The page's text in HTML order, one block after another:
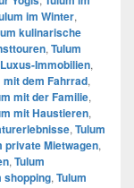
im Winter,
kulinarische
, Tulum
Immobilien,
mit dem Fahrrad,
mit der Familie,
mit Haustieren,
, Tulum
private Mietwagen,
, Tulum
shopping, Tulum